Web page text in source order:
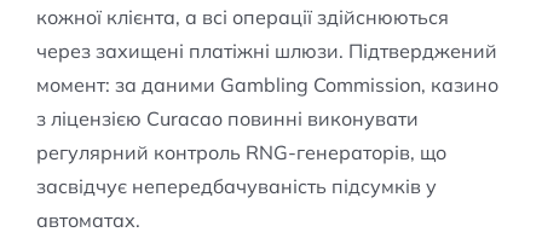
кожної клієнта, а всі операції здійснюються
через захищені платіжні шлюзи. Підтверджений
момент: за даними Gambling Commission, казино
з ліцензією Curacao повинні виконувати
регулярний контроль RNG-генераторів, що
засвідчує непередбачуваність підсумків у
автоматах.